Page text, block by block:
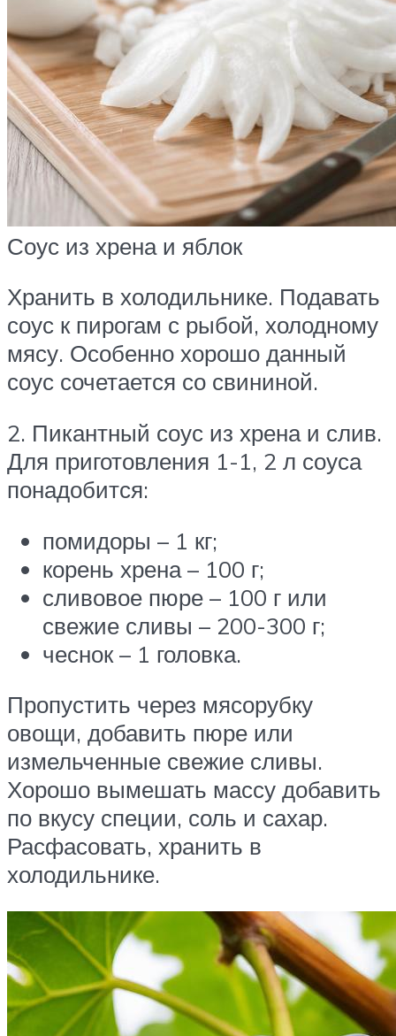
Соус из хрена и яблок
Хранить в холодильнике. Подавать
соус к пирогам с рыбой, холодному
мясу. Особенно хорошо данный
соус сочетается со свининой.
2. Пикантный соус из хрена и слив.
Для приготовления 1-1, 2 л соуса
понадобится:
помидоры – 1 кг;
корень хрена – 100 г;
сливовое пюре – 100 г или
свежие сливы – 200-300 г;
чеснок – 1 головка.
Пропустить через мясорубку
овощи, добавить пюре или
измельченные свежие сливы.
Хорошо вымешать массу добавить
по вкусу специи, соль и сахар.
Расфасовать, хранить в
холодильнике.